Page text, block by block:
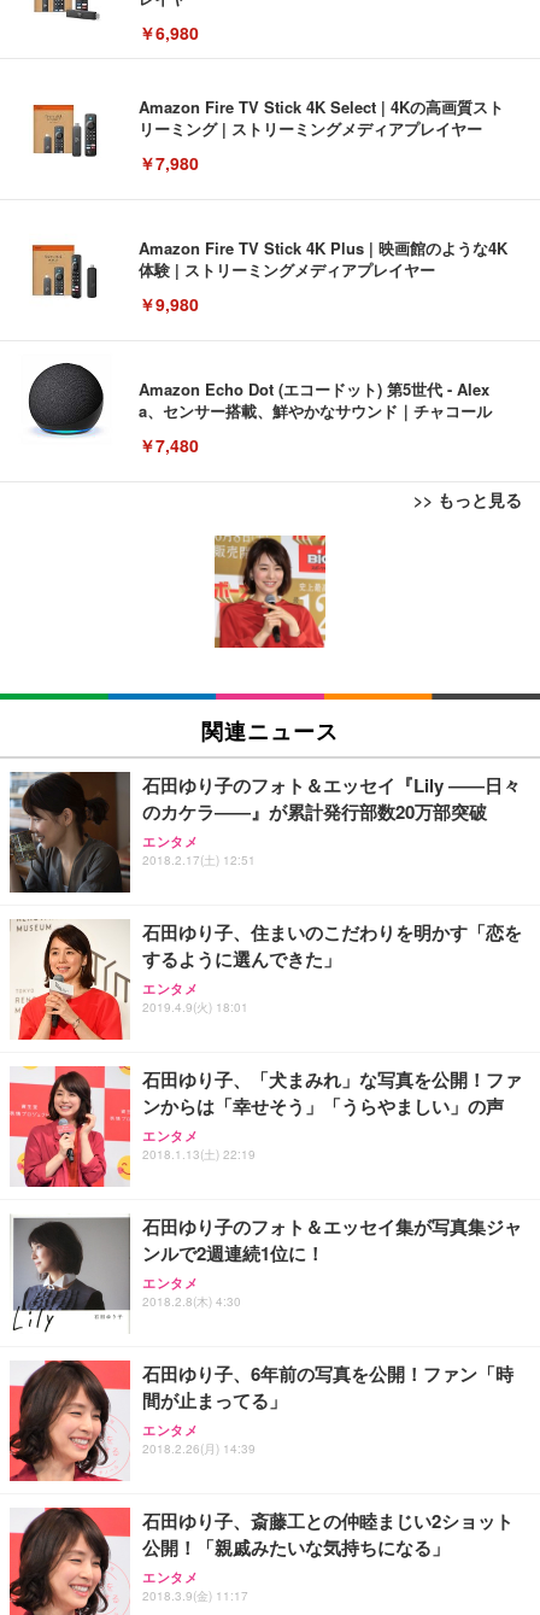
￥6,980
Amazon Fire TV Stick 4K Select | 4Kの高画質スト
リーミング | ストリーミングメディアプレイヤー
￥7,980
Amazon Fire TV Stick 4K Plus | 映画館のような4K
体験 | ストリーミングメディアプレイヤー
￥9,980
Amazon Echo Dot (エコードット) 第5世代 - Alex
a、センサー搭載、鮮やかなサウンド｜チャコール
￥7,480
>> もっと見る
[EdoErgo] オフィスチェア 椅子 テレワーク 疲れな
い 跳ね上げ式アームレスト コンパクト 約105度ロッ
キング pc 事務椅子 360度回転 座面昇降 強化ナイロ
ン樹脂ベース 通気性メッシュ 在宅ワーク H-WY01
(黒網+黒枠+黒足)
SIHOO B100 オフィスチェア／デスクチェア メッシ
ュチェア 人間工学 疲れない ブラック
￥27,999
Sezlife オフィスチェア デスクチェア 疲れない テレ
ワーク チェア 強化バックレスト 30度ロッキング機
能 人間工学 椅子 腰サポート 90度跳ね上げ式アーム
ョン PCチェア 通気性メッシュ ゲーミング/勉強/事
務用 おしゃれ パソコンチェア (ブラック)
Sezlife オフィスチェア デスクチェア 疲れない テレ
ワーク チェア 強化バックレスト 30度ロッキング機
能 人間工学 椅子 腰サポート 90度跳ね上げ式アーム
務用 おしゃれ パソコンチェア (ホワイト)
ANDWINT オフィスチェア デスクチェア 肘なし メ
ッシュ 通気性 ランバーサポート付き 腰サポート ガ
ス圧無段階昇降 360度回転 キャスター付き コンパク
EIZO ビジネス向けプレミアムモニター | FlexScan
EV3240X-WT | 31.5型4K UHD・USB Type-C・ホワ
￥105,595
EIZO ビジネス向けプレミアムモニター | FlexScan
￥109,572
【純正品】27"ゲーミングモニター DualSense 充電
フック付き（CFI-ZDM1J）
【整備済み品】Dell E2724HS 27インチ 液晶モニタ
ー フルHD（1920×1080）VA 非光沢 HDMI/DisplayP
ort/VGA スピーカー内蔵 高さ調整 スイベル VESA対
【MiniLED/24.5inch/280Hz/FHD】GRAPHT THE S
HOOTER Gaming Monitor 24” Essential ゲーミン
グモニター QD 24.5インチ 1ms FHD 量子ドット 残
Amazonベーシック ペットシーツ 薄型 レギュラー 1
回使い捨て 無香料 ホワイト 300枚
Amazonベーシック ペットシーツ 厚型 ワイド 42枚
x2袋(84枚) ホワイト(吸収面:ライトブルー)
￥3,234
ネオ・ルーライフ ネオ・オムツ L 中型犬用 26枚入
り 単品
Smart Basic(スマートベーシック) 【Amazon.co.jp
限定】 Smart Basic アイリスオーヤマ ペットシーツ
超厚型 お徳用 ワイド 100枚入 (x 1) (ケース販売)
アイリスオーヤマ ペットシーツ 超厚型 お徳用 レギ
ュラー 200枚入【Amazon.co.jp限定】
関連ニュース
石田ゆり子のフォト＆エッセイ『Lily ――日々
のカケラ――』が累計発行部数20万部突破
エンタメ
2018.2.17(土) 12:51
石田ゆり子、住まいのこだわりを明かす「恋を
するように選んできた」
エンタメ
2019.4.9(火) 18:01
石田ゆり子、「犬まみれ」な写真を公開！ファ
ンからは「幸せそう」「うらやましい」の声
エンタメ
2018.1.13(土) 22:19
石田ゆり子のフォト＆エッセイ集が写真集ジャ
ンルで2週連続1位に！
エンタメ
2018.2.8(木) 4:30
石田ゆり子、6年前の写真を公開！ファン「時
間が止まってる」
エンタメ
2018.2.26(月) 14:39
石田ゆり子、斎藤工との仲睦まじい2ショット
公開！「親戚みたいな気持ちになる」
エンタメ
2018.3.9(金) 11:17